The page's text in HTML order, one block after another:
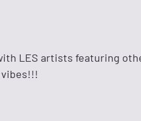
LES artists featuring
vibes!!!